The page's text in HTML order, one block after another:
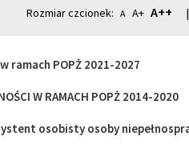
Rozmiar czcionek: A A+ A++ |
ramach POPŻ 2021-2027
W RAMACH POPŻ 2014-2020
osobisty osoby